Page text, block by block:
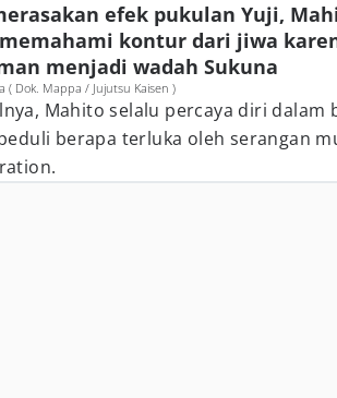
efek pukulan Yuji,
kontur dari jiwa
menjadi wadah Sukuna
( Dok. Mappa / Jujutsu Kaisen )
Mahito selalu percaya diri dalam
berapa terluka oleh serangan